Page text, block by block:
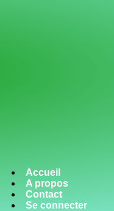
Accueil
A propos
Contact
Se connecter